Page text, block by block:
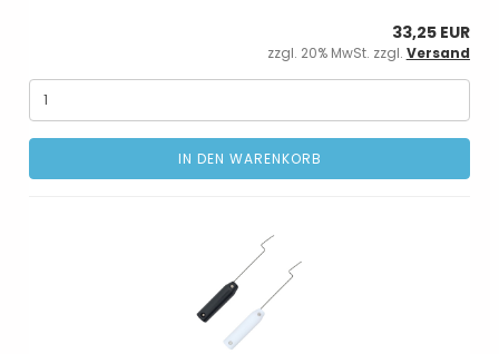
33,25 EUR
zzgl. 20% MwSt. zzgl. Versand
IN DEN WARENKORB